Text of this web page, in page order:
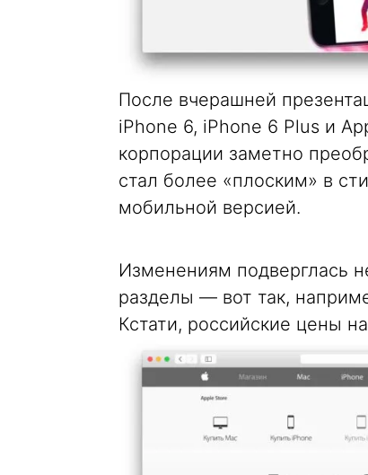
После вчерашней
iPhone 6, iPhone 6 Plus и
корпорации заметно
стал более «плоским» в
мобильной версией.
Изменениям подверглась
разделы — вот так,
Кстати, российские цены